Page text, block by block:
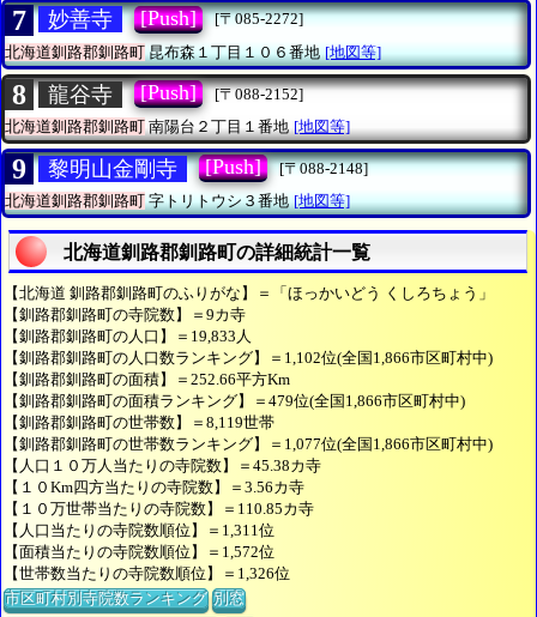
7 妙善寺 [Push]
[〒085-2272]
北海道釧路郡釧路町昆布森１丁目１０６番地 [地図等]
8 龍谷寺 [Push]
[〒088-2152]
北海道釧路郡釧路町南陽台２丁目１番地 [地図等]
9 黎明山金剛寺 [Push]
[〒088-2148]
北海道釧路郡釧路町字トリトウシ３番地 [地図等]
北海道釧路郡釧路町の詳細統計一覧
【北海道 釧路郡釧路町のふりがな】＝「ほっかいどう くしろちょう」
【釧路郡釧路町の寺院数】＝9カ寺
【釧路郡釧路町の人口】＝19,833人
【釧路郡釧路町の人口数ランキング】＝1,102位(全国1,866市区町村中)
【釧路郡釧路町の面積】＝252.66平方Km
【釧路郡釧路町の面積ランキング】＝479位(全国1,866市区町村中)
【釧路郡釧路町の世帯数】＝8,119世帯
【釧路郡釧路町の世帯数ランキング】＝1,077位(全国1,866市区町村中)
【人口１０万人当たりの寺院数】＝45.38カ寺
【１０Km四方当たりの寺院数】＝3.56カ寺
【１０万世帯当たりの寺院数】＝110.85カ寺
【人口当たりの寺院数順位】＝1,311位
【面積当たりの寺院数順位】＝1,572位
【世帯数当たりの寺院数順位】＝1,326位
市区町村別寺院数ランキング 別窓